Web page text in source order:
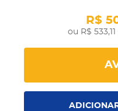
R$ 533,11
R$